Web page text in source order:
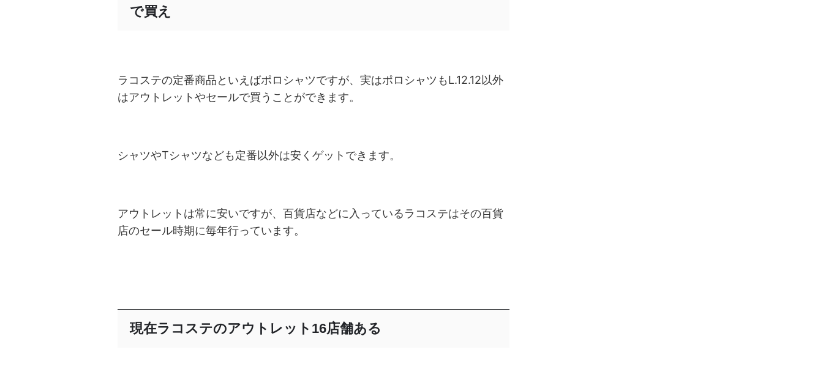
で買え
ラコステの定番商品といえばポロシャツですが、実はポロシャツもL.12.12以外
はアウトレットやセールで買うことができます。
シャツやTシャツなども定番以外は安くゲットできます。
アウトレットは常に安いですが、百貨店などに入っているラコステはその百貨
店のセール時期に毎年行っています。
現在ラコステのアウトレット16店舗ある